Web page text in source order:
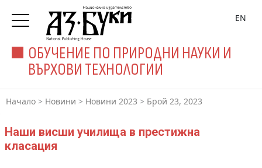
ОБУЧЕНИЕ ПО ПРИРОДНИ НАУКИ И
ВЪРХОВИ ТЕХНОЛОГИИ
EN
Начало > Новини > Новини 2023 > Брой 23, 2023
Наши висши училища в престижна
класация